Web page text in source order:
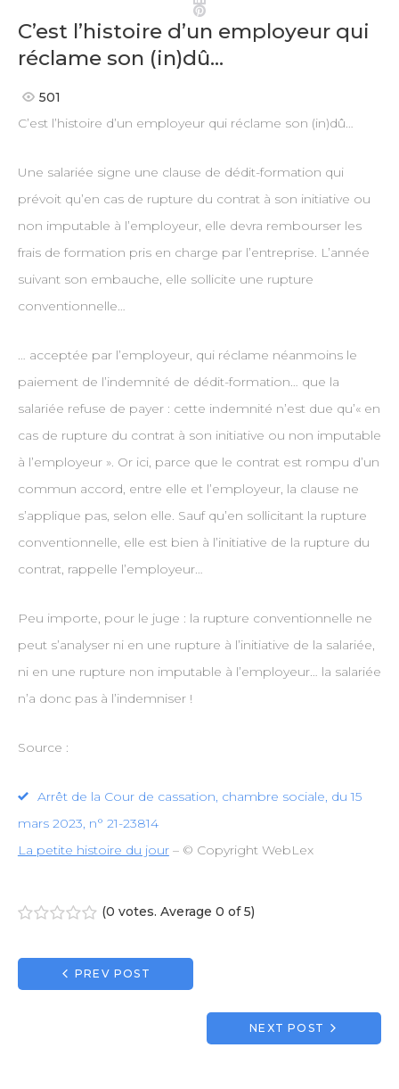
Pinterest
C’est l’histoire d’un employeur qui
réclame son (in)dû…
501
C’est l’histoire d’un employeur qui réclame son (in)dû…
Une salariée signe une clause de dédit-formation qui
prévoit qu’en cas de rupture du contrat à son initiative ou
non imputable à l’employeur, elle devra rembourser les
frais de formation pris en charge par l’entreprise. L’année
suivant son embauche, elle sollicite une rupture
conventionnelle…
… acceptée par l’employeur, qui réclame néanmoins le
paiement de l’indemnité de dédit-formation… que la
salariée refuse de payer : cette indemnité n’est due qu’« en
cas de rupture du contrat à son initiative ou non imputable
à l’employeur ». Or ici, parce que le contrat est rompu d’un
commun accord, entre elle et l’employeur, la clause ne
s’applique pas, selon elle. Sauf qu’en sollicitant la rupture
conventionnelle, elle est bien à l’initiative de la rupture du
contrat, rappelle l’employeur…
Peu importe, pour le juge : la rupture conventionnelle ne
peut s’analyser ni en une rupture à l’initiative de la salariée,
ni en une rupture non imputable à l’employeur… la salariée
n’a donc pas à l’indemniser !
Source :
Arrêt de la Cour de cassation, chambre sociale, du 15
mars 2023, n° 21-23814
La petite histoire du jour– © Copyright WebLex
(0 votes. Average 0 of 5)
Navigation
de
PREV POST
NEXT POST